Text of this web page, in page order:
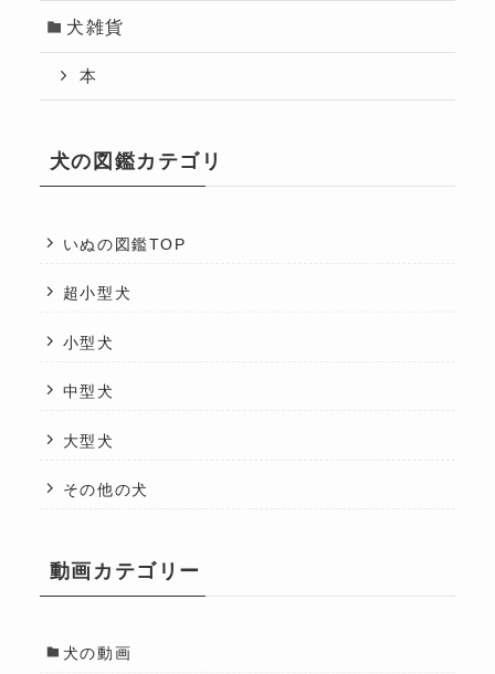
犬雑貨
本
犬の図鑑カテゴリ
いぬの図鑑TOP
超小型犬
小型犬
中型犬
大型犬
その他の犬
動画カテゴリー
犬の動画